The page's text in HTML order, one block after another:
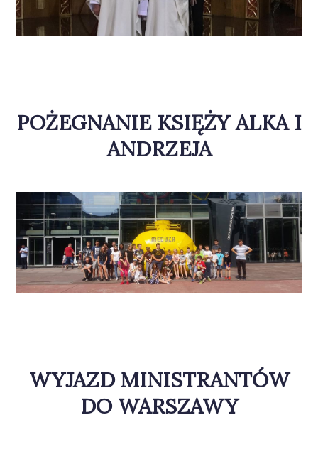
POŻEGNANIE KSIĘŻY ALKA I
ANDRZEJA
WYJAZD MINISTRANTÓW
DO WARSZAWY